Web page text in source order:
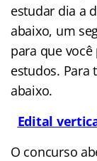
estudar dia a
abaixo, um
para que
estudos. Para
abaixo.
Edital
O concurso